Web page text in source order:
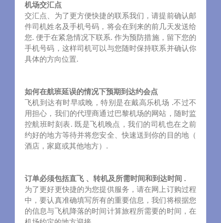
机场交汇点
交汇点、为了更方便快捷的联系我们，请提前确认邮
件司机姓名及手机号码，将会在到来的前几天发送给
您. 便于在紧急情况下联系. 作为预防措施，留下您的
手机号码，这样司机可以与您随时保持联系并确认你
具体的方向位置.
如何在航班延误的情况下预期到达约会点
飞机到达有时早或晚，特别是在戴高乐机场 .不过不
用担心，我们的代理商通过巴黎机场的网站，随时监
控航班时刻表. 既是飞机晚点，我们的司机也在之前
约好的地方等待并将您安全、快速送到你的目的地（
酒店，家庭或其他地方）.
订单必须包括直飞 、转机及所需时间和到达时间 .
为了更好更快捷的为您提供服务，请在网上订购过程
中，要认真准确填写所有的重要信息，我们将根据您
的信息与飞机降落的时间计算旅程所需要的时间，在